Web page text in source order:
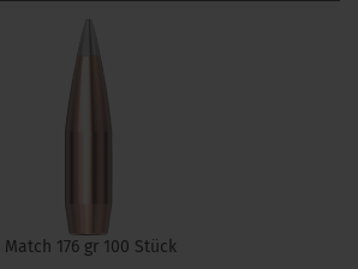
176 gr 100 Stück